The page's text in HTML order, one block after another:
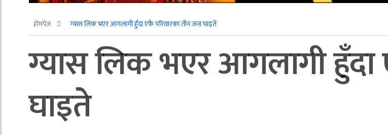
होमपेज ग्यास लिक भएर आगलागी हुँदा एकै परिवारका तीन जना घाइते
ग्यास लिक भएर आगलागी हुँदा
घाइते